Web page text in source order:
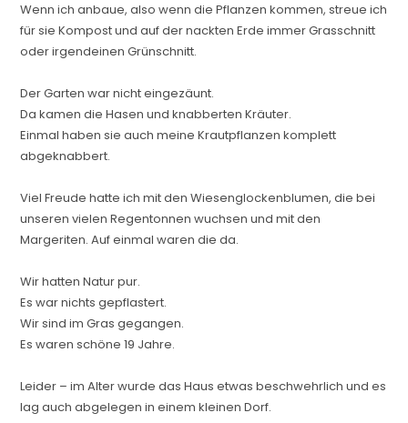
Wenn ich anbaue, also wenn die Pflanzen kommen, streue ich
für sie Kompost und auf der nackten Erde immer Grasschnitt
oder irgendeinen Grünschnitt.
Der Garten war nicht eingezäunt.
Da kamen die Hasen und knabberten Kräuter.
Einmal haben sie auch meine Krautpflanzen komplett
abgeknabbert.
Viel Freude hatte ich mit den Wiesenglockenblumen, die bei
unseren vielen Regentonnen wuchsen und mit den
Margeriten. Auf einmal waren die da.
Wir hatten Natur pur.
Es war nichts gepflastert.
Wir sind im Gras gegangen.
Es waren schöne 19 Jahre.
Leider – im Alter wurde das Haus etwas beschwehrlich und es
lag auch abgelegen in einem kleinen Dorf.